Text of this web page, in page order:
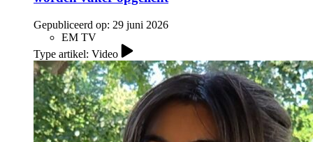
Gepubliceerd op: 29 juni 2026
EM TV
Type artikel: Video